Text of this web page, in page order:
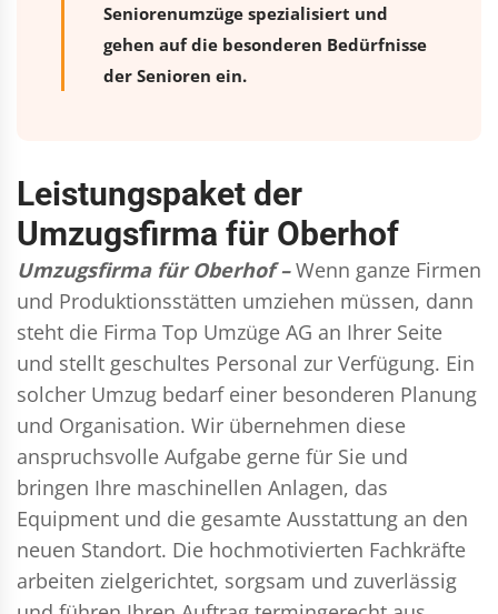
Seniorenumzüge spezialisiert und
gehen auf die besonderen Bedürfnisse
der Senioren ein.
Leistungspaket der
Umzugsfirma für Oberhof
Umzugsfirma für Oberhof – Wenn ganze Firmen
und Produktionsstätten umziehen müssen, dann
steht die Firma Top Umzüge AG an Ihrer Seite
und stellt geschultes Personal zur Verfügung. Ein
solcher Umzug bedarf einer besonderen Planung
und Organisation. Wir übernehmen diese
anspruchsvolle Aufgabe gerne für Sie und
bringen Ihre maschinellen Anlagen, das
Equipment und die gesamte Ausstattung an den
neuen Standort. Die hochmotivierten Fachkräfte
arbeiten zielgerichtet, sorgsam und zuverlässig